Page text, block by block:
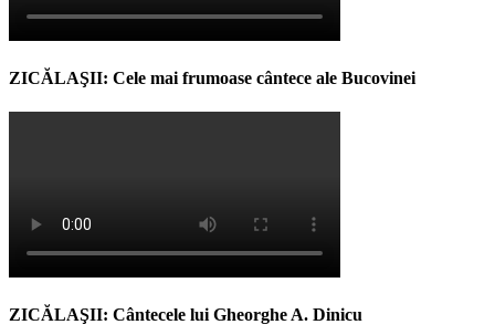
ZICĂLAŞII: Cele mai frumoase cântece ale Bucovinei
ZICĂLAŞII: Cântecele lui Gheorghe A. Dinicu